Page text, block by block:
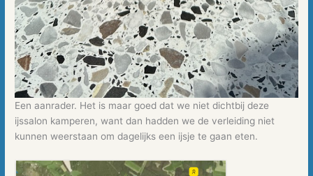
Een aanrader. Het is maar goed dat we niet dichtbij deze
ijssalon kamperen, want dan hadden we de verleiding niet
kunnen weerstaan om dagelijks een ijsje te gaan eten.